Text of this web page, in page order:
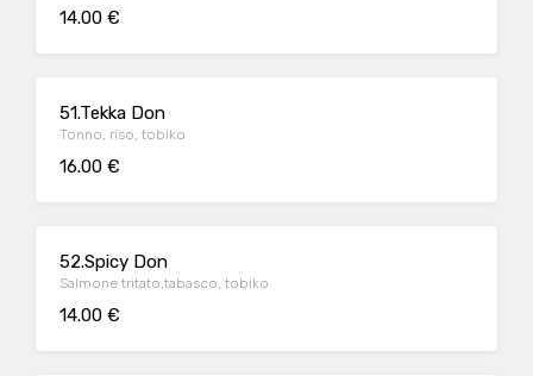
14.00 €
51.Tekka Don
Tonno, riso, tobiko
16.00 €
52.Spicy Don
Salmone tritato,tabasco, tobiko
14.00 €